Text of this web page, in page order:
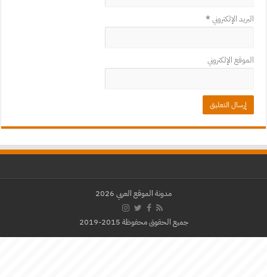
البريد الإلكتروني*
الموقع الإلكتروني
مدونة الموقع العربي 2026
جميع الحقوق محفوظة 2015-2019